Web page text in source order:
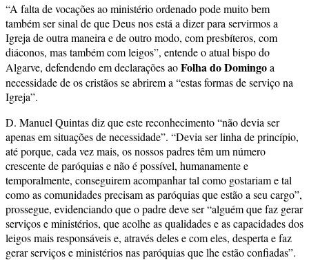
“A falta de vocações ao ministério ordenado pode muito bem
também ser sinal de que Deus nos está a dizer para servirmos a
Igreja de outra maneira e de outro modo, com presbíteros, com
diáconos, mas também com leigos”, entende o atual bispo do
Algarve, defendendo em declarações aoFolha do Domingoa
necessidade de os cristãos se abrirem a “estas formas de serviço na
Igreja”.
D. Manuel Quintas diz que este reconhecimento “não devia ser
apenas em situações de necessidade”. “Devia ser linha de princípio,
até porque, cada vez mais, os nossos padres têm um número
crescente de paróquias e não é possível, humanamente e
temporalmente, conseguirem acompanhar tal como gostariam e tal
como as comunidades precisam as paróquias que estão a seu cargo”,
prossegue, evidenciando que o padre deve ser “alguém que faz gerar
serviços e ministérios, que acolhe as qualidades e as capacidades dos
leigos mais responsáveis e, através deles e com eles, desperta e faz
gerar serviços e ministérios nas paróquias que lhe estão confiadas”.